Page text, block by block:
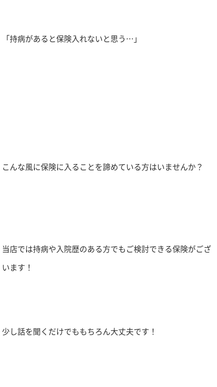
「持病があると保険入れないと思う…」
こんな風に保険に入ることを諦めている方はいませんか？
当店では持病や入院歴のある方でもご検討できる保険がござ
います！
少し話を聞くだけでももちろん大丈夫です！